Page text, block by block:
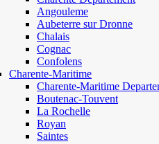
Angouleme
Aubeterre sur Dronne
Chalais
Cognac
Confolens
Charente-Maritime
Charente-Maritime
Boutenac-Touvent
La Rochelle
Royan
Saintes